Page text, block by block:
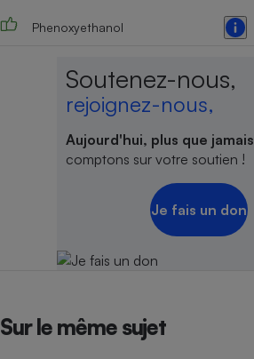
Phenoxyethanol
Soutenez-nous,
rejoignez-nous,
Aujourd'hui, plus que jamais
comptons sur votre soutien !
Je fais un don
Sur le même sujet